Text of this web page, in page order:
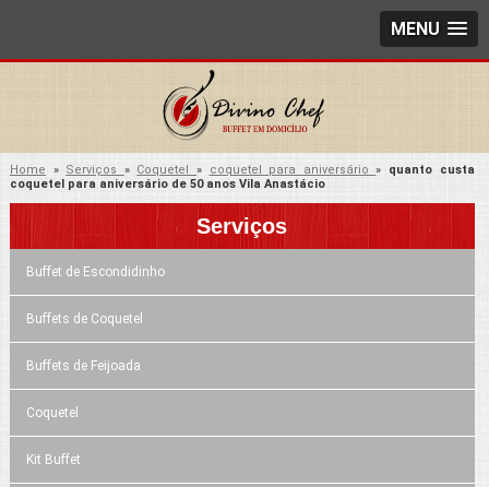
MENU
Home » Serviços » Coquetel » coquetel para aniversário» quanto custa
coquetel para aniversário de 50 anos Vila Anastácio
Serviços
Buffet de Escondidinho
Buffets de Coquetel
Buffets de Feijoada
Coquetel
Kit Buffet